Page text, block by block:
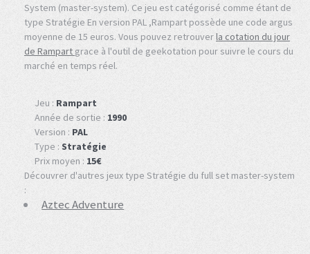
System (master-system). Ce jeu est catégorisé comme étant de
type Stratégie En version PAL ,Rampart possède une code argus
moyenne de 15 euros. Vous pouvez retrouverla cotation du jour
de Rampart grace à l'outil de geekotation pour suivre le cours du
marché en temps réel.
Jeu : Rampart
Année de sortie : 1990
Version : PAL
Type : Stratégie
Prix moyen : 15€
Découvrer d'autres jeux type Stratégie du full set master-system
:
Aztec Adventure